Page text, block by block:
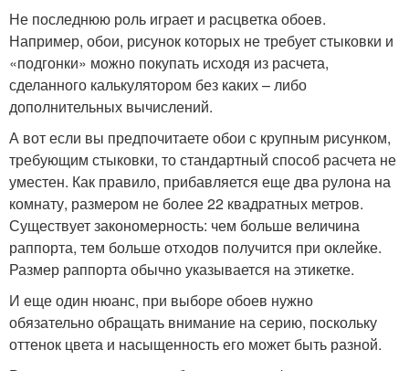
Не последнюю роль играет и расцветка обоев.
Например, обои, рисунок которых не требует стыковки и
«подгонки» можно покупать исходя из расчета,
сделанного калькулятором без каких – либо
дополнительных вычислений.
А вот если вы предпочитаете обои с крупным рисунком,
требующим стыковки, то стандартный способ расчета не
уместен. Как правило, прибавляется еще два рулона на
комнату, размером не более 22 квадратных метров.
Существует закономерность: чем больше величина
раппорта, тем больше отходов получится при оклейке.
Размер раппорта обычно указывается на этикетке.
И еще один нюанс, при выборе обоев нужно
обязательно обращать внимание на серию, поскольку
оттенок цвета и насыщенность его может быть разной.